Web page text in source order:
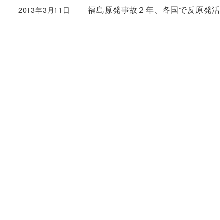
福島原発事故２年、各国で反原発
投稿日
2013年3月11日